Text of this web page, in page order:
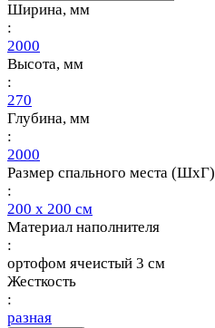
Ширина, мм
:
2000
Высота, мм
:
270
Глубина, мм
:
2000
Размер спального места (ШхГ)
:
200 х 200 см
Материал наполнителя
:
ортофом ячеистый 3 см
Жесткость
:
разная